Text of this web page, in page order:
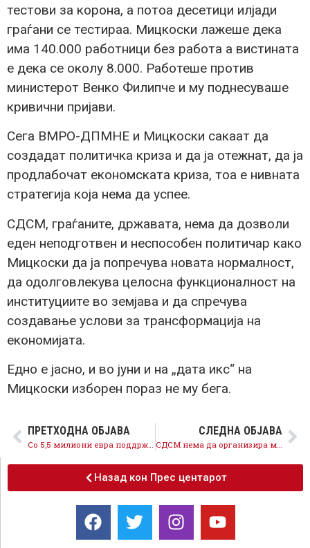
тестови за корона, а потоа десетици илјади
граѓани се тестираа. Мицкоски лажеше дека
има 140.000 работници без работа а вистината
е дека се околу 8.000. Работеше против
министерот Венко Филипче и му поднесуваше
кривични пријави.
Сега ВМРО-ДПМНЕ и Мицкоски сакаат да
создадат политичка криза и да ја отежнат, да ја
продлабочат економската криза, тоа е нивната
стратегија која нема да успее.
СДСМ, граѓаните, државата, нема да дозволи
еден неподготвен и неспособен политичар како
Мицкоски да ја попречува новата нормалност,
да одолговлекува целосна функционалност на
институциите во земјава и да спречува
создавање услови за трансформација на
економијата.
Едно е јасно, и во јуни и на „дата икс“ на
Мицкоски изборен пораз не му бега.
ПРЕТХОДНА ОБЈАВА СЛЕДНА ОБЈАВА
СДСМ нема да организира митинзи и ќе ги почитува ги сите препораки на здравствените институции
Назад кон Прес центарот